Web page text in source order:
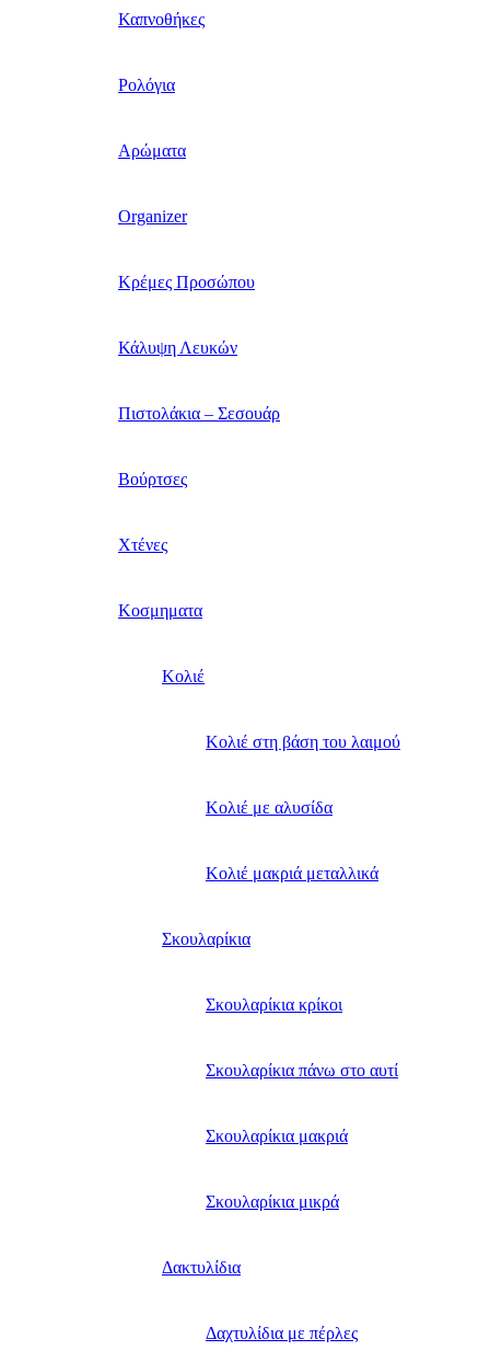
Καπνοθήκες
Ρολόγια
Αρώματα
Organizer
Κρέμες Προσώπου
Κάλυψη Λευκών
Πιστολάκια – Σεσουάρ
Βούρτσες
Χτένες
Κοσμηματα
Κολιέ
Κολιέ στη βάση του λαιμού
Κολιέ με αλυσίδα
Κολιέ μακριά μεταλλικά
Σκουλαρίκια
Σκουλαρίκια κρίκοι
Σκουλαρίκια πάνω στο αυτί
Σκουλαρίκια μακριά
Σκουλαρίκια μικρά
Δακτυλίδια
Δαχτυλίδια με πέρλες